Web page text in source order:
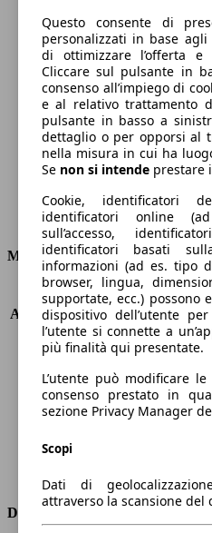
121 g/km
Emissioni di CO2
Consumi
Motore e Prestazioni
KW (PS)
85
Accelerazione (0-100 km/h)
10.7s
Velocità massima (km/h)
186
Numero di marce
7
Coppia
200
Cilindrata
999
Carburante
Trasmissione
Dimensioni
Questo consente di
personalizzati in base agli
di ottimizzare l’offerta
Cliccare sul pulsante in
consenso all’impiego di
e al relativo trattamento
pulsante in basso a
dettaglio o per opporsi al
nella misura in cui ha
Se non si intende prestare
Cookie, identificatori
identificatori online
sull’accesso,
identificatori basati
informazioni (ad es. tipo
browser, lingua,
supportate, ecc.) possono
dispositivo dell’utente
l’utente si connette a
più finalità qui presentate.
L’utente può modificare
consenso prestato in
sezione Privacy Manager
Scopi
Dati di
attraverso la scansione del